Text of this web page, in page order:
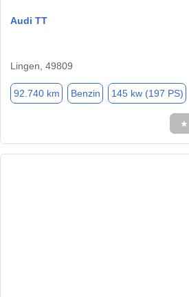
Audi TT
Lingen, 49809
92.740 km Benzin 145 kw (197 PS)
★